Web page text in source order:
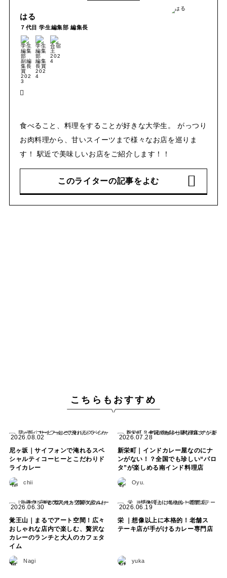
はる
７代目 学生編集部 編集長
食べること、料理をすることが好きな大学生。 がっつり
お肉料理から、甘いスイーツまで様々なお店を巡りま
す！ 駅近で美味しいお店をご紹介します！！
このライターの記事をよむ
こちらもおすすめ
2026.08.02
尼ヶ坂｜サイフォンで淹れるスペ
シャルティコーヒーとこだわりド
ライカレー
chii
2026.07.28
新栄町｜インドカレー屋なのにナ
ンがない！？全国でも珍しい“パロ
タ”が楽しめる南インド料理店
Oyu.
2026.06.30
覚王山｜まるでアート空間！広々
おしゃれな店内で楽しむ、贅沢な
カレーのランチと大人のカフェタ
イム
Nagi
2026.06.19
栄 ｜想像以上に本格的！老舗ス
テーキ店が手がけるカレー専門店
yuka